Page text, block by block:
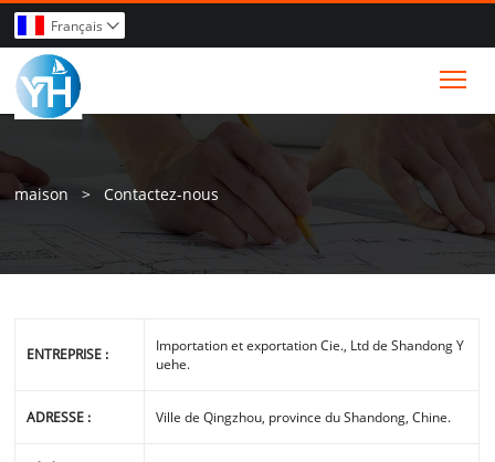
Français 
maison > Contactez-nous
ENTREPRISE :
Importation et exportation Cie., Ltd de Shandong Y
uehe.
ADRESSE : Ville de Qingzhou, province du Shandong, Chine.